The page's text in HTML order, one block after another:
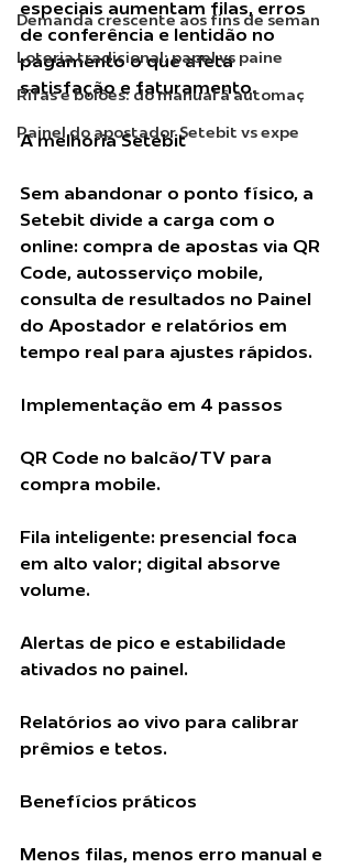
Demanda crescente aos fins de seman
Loteria tradicional: papel vs paine
Rifas e bolões: do manual à automaç
Painel do apostador Setebit vs expe
especiais aumentam filas, erros
de conferência e lentidão no
pagamento o que afeta
satisfação e faturamento.
A melhoria Setebit
Sem abandonar o ponto físico, a
Setebit divide a carga com o
online: compra de apostas via QR
Code, autosserviço mobile,
consulta de resultados no Painel
do Apostador e relatórios em
tempo real para ajustes rápidos.
Implementação em 4 passos
QR Code no balcão/TV para
compra mobile.
Fila inteligente: presencial foca
em alto valor; digital absorve
volume.
Alertas de pico e estabilidade
ativados no painel.
Relatórios ao vivo para calibrar
prêmios e tetos.
Benefícios práticos
Menos filas, menos erro manual e